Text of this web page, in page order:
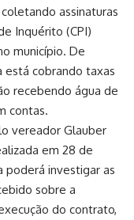
assinaturas
Inquérito (CPI)
município. De
está cobrando taxas
recebendo água de
contas.
vereador Glauber
em 28 de
poderá investigar as
sobre a
do contrato,